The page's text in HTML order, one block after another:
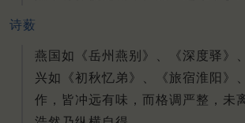
诗薮
燕国如《岳州燕别》、《深度驿》
兴如《初秋忆弟》、《旅宿淮阳》
作，皆冲远有味，而格调严整，未